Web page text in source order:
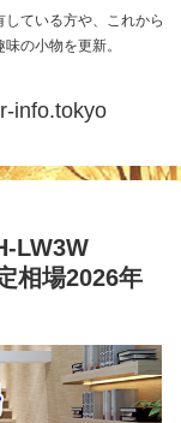
ている方や、これから
の小物を更新。
info.tokyo
LW3W
相場2026年